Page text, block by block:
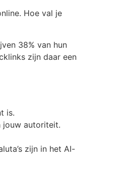
Hoe val je
38% van hun
zijn daar een
is.
jouw autoriteit.
zijn in het AI-